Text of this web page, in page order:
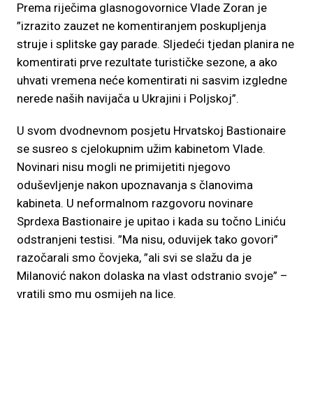
Prema riječima glasnogovornice Vlade Zoran je
”izrazito zauzet ne komentiranjem poskupljenja
struje i splitske gay parade. Sljedeći tjedan planira ne
komentirati prve rezultate turističke sezone, a ako
uhvati vremena neće komentirati ni sasvim izgledne
nerede naših navijača u Ukrajini i Poljskoj”.
U svom dvodnevnom posjetu Hrvatskoj Bastionaire
se susreo s cjelokupnim užim kabinetom Vlade.
Novinari nisu mogli ne primijetiti njegovo
oduševljenje nakon upoznavanja s članovima
kabineta. U neformalnom razgovoru novinare
Sprdexa Bastionaire je upitao i kada su točno Liniću
odstranjeni testisi. ”Ma nisu, oduvijek tako govori”
razočarali smo čovjeka, ”ali svi se slažu da je
Milanović nakon dolaska na vlast odstranio svoje” –
vratili smo mu osmijeh na lice.